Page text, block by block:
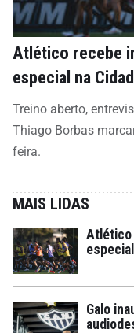
Atlético recebe
especial na
Treino aberto,
Thiago Borbas
feira.
MAIS LIDAS
Atlético
Galo